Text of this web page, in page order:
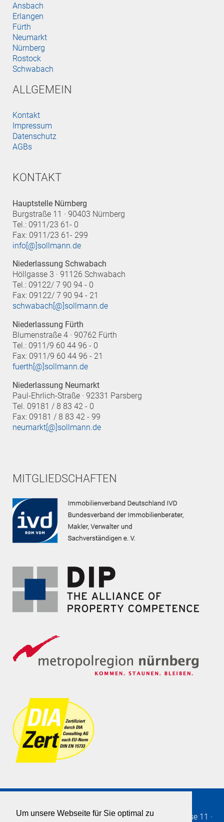
Um unsere Webseite für Sie optimal zu
Ansbach
Erlangen
Fürth
Neumarkt
Nürnberg
Rostock
Schwabach
ALLGEMEIN
Kontakt
Impressum
Datenschutz
AGBs
KONTAKT
Hauptstelle Nürnberg
Burgstraße 11 · 90403 Nürnberg
Tel.: 0911/23 61- 0
Fax: 0911/23 61- 299
info[@]sollmann.de
Niederlassung Schwabach
Höllgasse 3 · 91126 Schwabach
Tel.: 09122/ 7 90 94 - 0
Fax: 09122/ 7 90 94 - 21
schwabach[@]sollmann.de
Niederlassung Fürth
Blumenstraße 4 · 90762 Fürth
Tel.: 0911/9 60 44 96 - 0
Fax: 0911/9 60 44 96 - 21
fuerth[@]sollmann.de
Niederlassung Neumarkt
Paul-Ehrlich-Straße · 92331 Parsberg
Tel. 09181 / 8 83 42 - 0
Fax: 09181 / 8 83 42 - 99
neumarkt[@]sollmann.de
MITGLIEDSCHAFTEN
Immobilien SOLLMANN+ZAGEL GmbH· Burgstrasse 11 ·